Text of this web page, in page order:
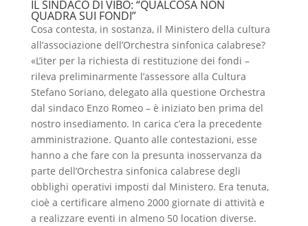
IL SINDACO DI VIBO: “QUALCOSA NON
QUADRA SUI FONDI”
Cosa contesta, in sostanza, il Ministero della cultura
all’associazione dell’Orchestra sinfonica calabrese?
«L’iter per la richiesta di restituzione dei fondi –
rileva preliminarmente l’assessore alla Cultura
Stefano Soriano, delegato alla questione Orchestra
dal sindaco Enzo Romeo – è iniziato ben prima del
nostro insediamento. In carica c’era la precedente
amministrazione. Quanto alle contestazioni, esse
hanno a che fare con la presunta inosservanza da
parte dell’Orchestra sinfonica calabrese degli
obblighi operativi imposti dal Ministero. Era tenuta,
cioè a certificare almeno 2000 giornate di attività e
a realizzare eventi in almeno 50 location diverse.